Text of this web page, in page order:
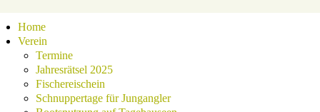
Home
Verein
Termine
Jahresrätsel 2025
Fischereischein
Schnuppertage für Jungangler